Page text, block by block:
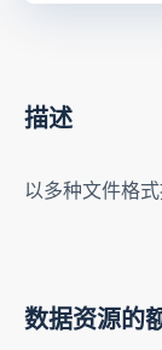
描述
以多种文件格
数据资源的